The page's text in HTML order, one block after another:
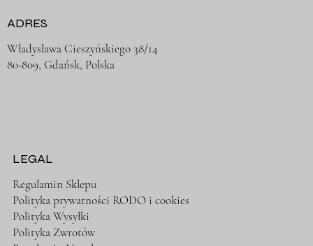
LEGAL
Regulamin Sklepu
Polityka prywatności RODO i cookies
Polityka Wysyłki
Polityka Zwrotów
ADRES
Władysława Cieszyńskiego 38/14
80-809, Gdańsk, Polska